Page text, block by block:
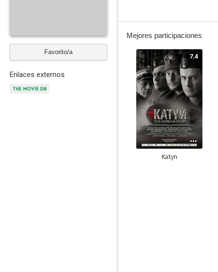
Favorito/a
Enlaces externos
Mejores participaciones
7.4
Katyn